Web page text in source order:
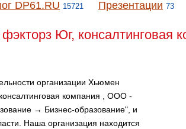
DP61.RU 15721 Презентации 73
Юг, консалтинговая
организации Хьюмен
компания , ООО -
→ Бизнес-образование", и
Наша организация находится